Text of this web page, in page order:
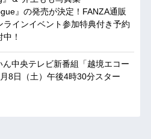
』の発売が決定！FANZA通販
ラインイベント参加特典付き予約
！
ん中央テレビ新番組「越境エコー
8日（土）午後4時30分スター